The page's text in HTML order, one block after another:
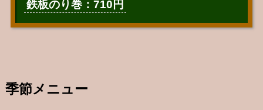
鉄板のり巻：710円
季節メニュー